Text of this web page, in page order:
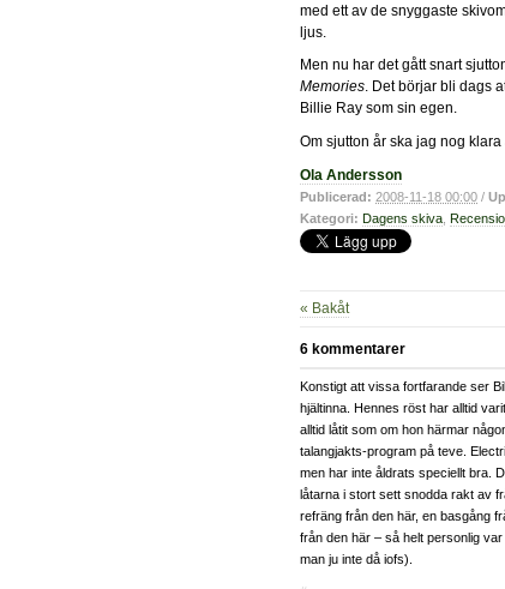
med ett av de snyggaste
ljus.
Men nu har det gått snart
Memories. Det börjar bli dags
Billie Ray som sin egen.
Om sjutton år ska jag nog klara
Ola Andersson
Publicerad: 2008-11-18 00:00 /
Kategori: Dagens skiva
« Bakåt
6 kommentarer
Konstigt att vissa fortfarande ser
hjältinna. Hennes röst har alltid
alltid låtit som om hon härmar
talangjakts-program på teve.
men har inte åldrats speciellt bra.
låtarna i stort sett snodda rakt av
refräng från den här, en basgång
från den här – så helt personlig
man ju inte då iofs).